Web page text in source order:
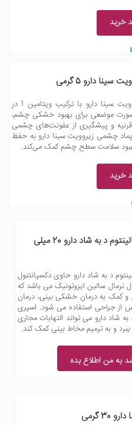
خرید
دارو 5 گرمی
سینا دارو با ترکیب ویتامین آ در
صورت موضعی برای بهبود خشکی چشم،
و پیشگیری از عفونت‌های چشمی
چشمی زیروویت سینا دارو به حفظ
سلامت سطح چشم کمک می‌کند.
خرید
اسپری بینی سالینتوم د به شاد دارو 20 میلی
د به شاد دارو حاوی دکسپانتنول
نرمال سالین ایزوتونیک می باشد که
کمک به درمان خشکی بینی، درمان
جراحی استفاده می شود. اسپری
به شاد دارو می تواند التهابات مجاری
ببرد و به ترمیم مخاط بینی کمک کند.
به من اطلاع بده
گرمی